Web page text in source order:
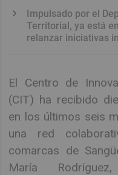
Impulsado por el
Territorial, ya está
relanzar iniciativas
El Centro de
(CIT) ha recibido
en los últimos seis
una red
comarcas de
María